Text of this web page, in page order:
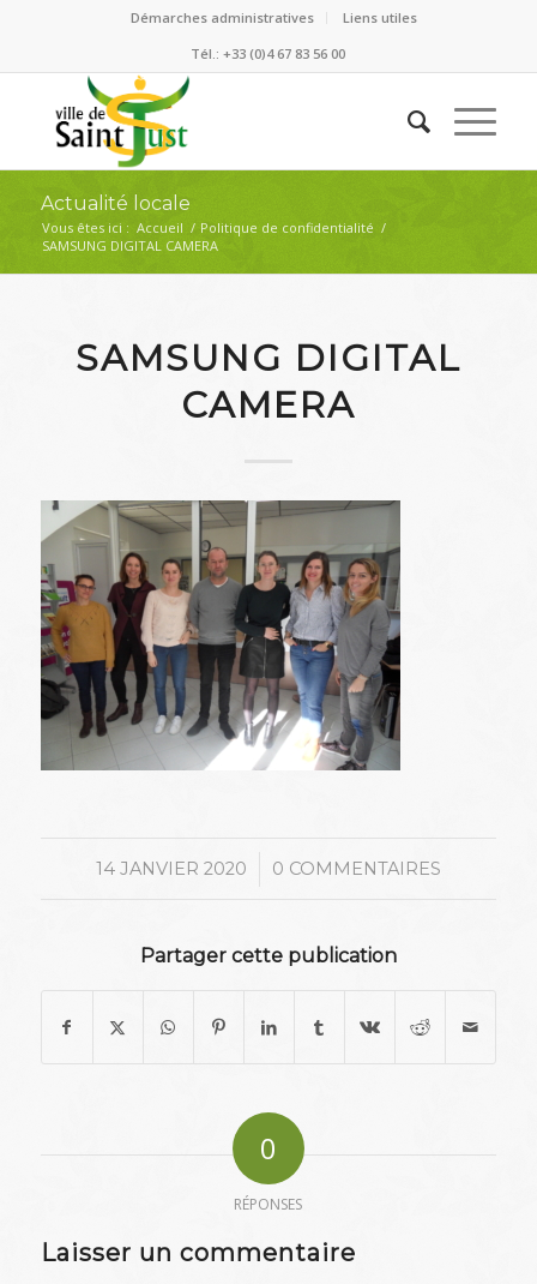
Démarches administratives
Liens utiles
Tél.: +33 (0)4 67 83 56 00
Actualité locale
Vous êtes ici : Accueil / Politique de confidentialité /
SAMSUNG DIGITAL CAMERA
SAMSUNG DIGITAL
CAMERA
14 JANVIER 2020
/ 0 COMMENTAIRES
Partager cette publication
0
RÉPONSES
Laisser un commentaire